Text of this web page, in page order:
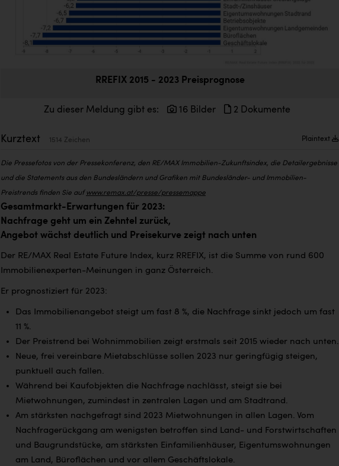
RREFIX 2015 - 2023 Preisprognose
Zu dieser Meldung gibt es: 16 Bilder 2 Dokumente
Kurztext 1514 Zeichen Plaintext
Die Pressefotos von der Pressekonferenz, den RE/MAX Immobilien-Zukunftsindex, die Detailergebnisse
und die Statements aus den Bundesländern und Grafiken mit Bundesländer- und Immobilien-
Preistrends finden Sie auf www.remax.at/presse/pressemappe
Gesamtmarkt-Erwartungen für 2023:
Nachfrage geht um ein Zehntel zurück,
Angebot wächst deutlich und Preisekurve zeigt nach unten
Der RE/MAX Real Estate Future Index, kurz RREFIX, ist die Summe von rund 600
Immobilienexperten-Meinungen in ganz Österreich.
Er prognostiziert für 2023:
Das Immobilienangebot steigt um fast 8 %, die Nachfrage sinkt jedoch um fast
11 %.
Der Preistrend bei Wohnimmobilien zeigt erstmals seit 2015 wieder nach unten.
Neue, frei vereinbare Mietabschlüsse sollen 2023 nur geringfügig steigen,
punktuell auch fallen.
Während bei Kaufobjekten die Nachfrage nachlässt, steigt sie bei
Mietwohnungen, zumindest in zentralen Lagen und am Stadtrand.
Am stärksten nachgefragt sind 2023 Mietwohnungen in allen Lagen. Vom
Nachfragerückgang am wenigsten betroffen sind Land- und Forstwirtschaften
und Baugrundstücke, am stärksten Einfamilienhäuser, Eigentumswohnungen
am Land, Büroflächen und vor allem Geschäftslokale.